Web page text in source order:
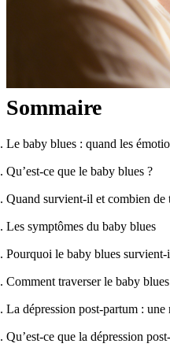
Sommaire
Le baby blues : quand les
Qu’est-ce que le baby blues ?
Quand survient-il et combien de
Les symptômes du baby blues
Pourquoi le baby blues survient-
Comment traverser le baby
La dépression post-partum : une
Qu’est-ce que la dépression